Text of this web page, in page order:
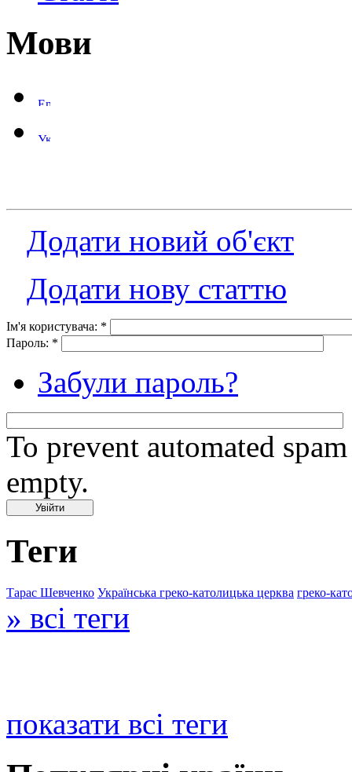
Мови
Додати новий об'єкт
Додати нову статтю
Ім'я користувача: *
Пароль: *
Забули пароль?
To prevent automated
empty.
Теги
Тарас Шевченко Українська греко-католицька церква греко-
» всі теги
показати всі теги